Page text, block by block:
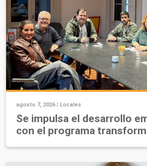
agosto 7, 2026 | Locales
Se impulsa el desarrollo
con el programa